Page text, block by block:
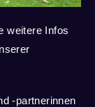
weitere Infos
-partnerinnen